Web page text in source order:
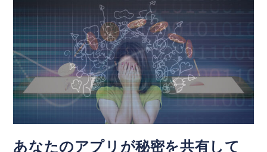
あなたのアプリが秘密を共有して